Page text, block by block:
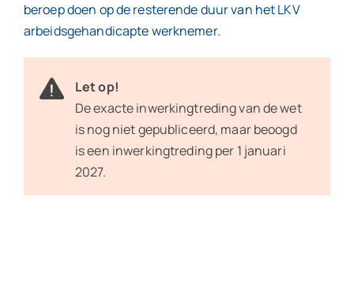
beroep doen op de resterende duur van het LKV
arbeidsgehandicapte werknemer.
Let op!
De exacte inwerkingtreding van de wet
is nog niet gepubliceerd, maar beoogd
is een inwerkingtreding per 1 januari
2027.